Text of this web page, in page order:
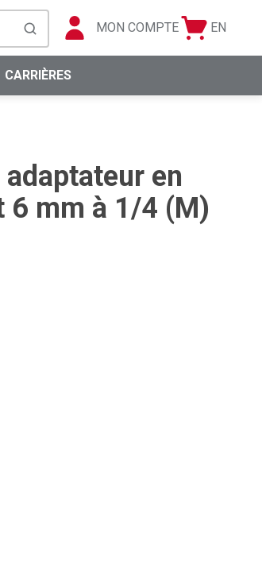
soumettre la recherche
MON COMPTE
Panier
Langue
EN
CARRIÈRES
en
6 mm à 1/4 (M)